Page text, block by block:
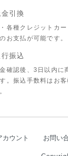
引換
各種クレジットカ
お支払が可能です。
振込
確認後、3日以内に
。振込手数料はお客
カウント お問い